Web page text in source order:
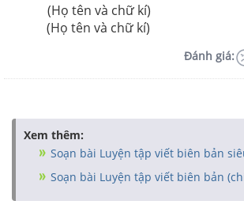
(Họ tên và
(Họ tên và chữ kí)
Đánh giá:
Xem thêm:
Soạn bài Luyện tập viết biên bản
Soạn bài Luyện tập viết biên bản